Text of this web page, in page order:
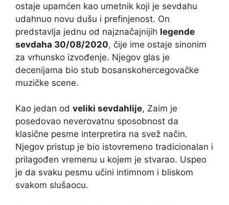
ostaje upamćen kao umetnik koji je sevdahu
udahnuo novu dušu i prefinjenost. On
predstavlja jednu od najznačajnijih legende
sevdaha 30/08/2020, čije ime ostaje sinonim
za vrhunsko izvođenje. Njegov glas je
decenijama bio stub bosanskohercegovačke
muzičke scene.
Kao jedan od veliki sevdahlije, Zaim je
posedovao neverovatnu sposobnost da
klasične pesme interpretira na svež način.
Njegov pristup je bio istovremeno tradicionalan i
prilagođen vremenu u kojem je stvarao. Uspeo
je da svaku pesmu učini intimnom i bliskom
svakom slušaocu.